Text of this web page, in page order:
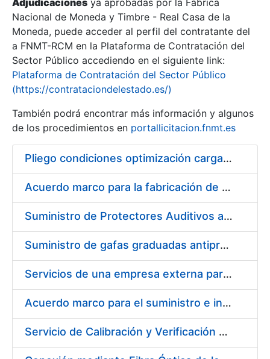
Show/Hide
Adjudicaciones ya aprobadas por la Fábrica
Nacional de Moneda y Timbre - Real Casa de la
Moneda, puede acceder al perfil del contratante del
a FNMT-RCM en la Plataforma de Contratación del
Sector Público accediendo en el siguiente link:
Plataforma de Contratación del Sector Público
(https://contrataciondelestado.es/)
También podrá encontrar más información y algunos
de los procedimientos en portallicitacion.fnmt.es
Pliego condiciones optimización cargas compras firmado
Acuerdo marco para la fabricación de piezas
Suministro de Protectores Auditivos a medida para las personas trabajadoras de los Centros de Trabajo de Madrid y Burgos
Suministro de gafas graduadas antiproyecciones para los trabajadores de la FNMT-RCM en los centros de trabajo de Madrid y Burgos
Servicios de una empresa externa para el asesoramiento y resolución de los recursos de alzada que se presentan relacionados con procesos de selección para la FNMT-RCM
Acuerdo marco para el suministro e instalación de persianas, estores y otros complementos
Servicio de Calibración y Verificación Externa de los Equipos de Medición del Servicio de Prevención de la FNMT-RCM